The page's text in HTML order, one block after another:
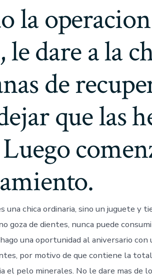
la
le dare a la
de
que las
una chica ordinaria, sino un juguete y
goza de dientes, nunca puede
una oportunidad al aniversario con
por motivo de que contiene la
el pelo minerales. No le dare mas de